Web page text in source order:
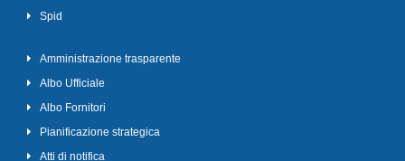
Spid
Amministrazione trasparente
Albo Ufficiale
Albo Fornitori
Pianificazione strategica
Atti di notifica